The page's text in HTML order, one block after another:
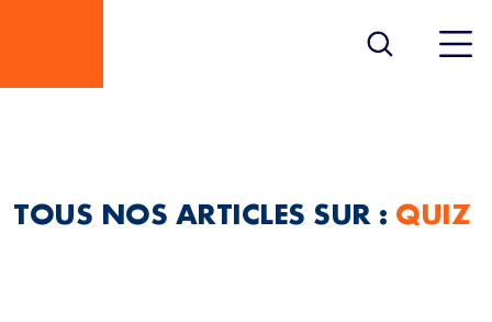
TOUS NOS ARTICLES SUR : QUIZ